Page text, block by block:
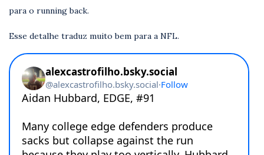
para o running back.
Esse detalhe traduz muito bem para a NFL.